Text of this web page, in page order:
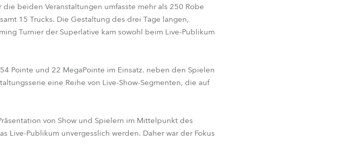
Lateinamerika
Business Development
beiden Veranstaltungen umfasste mehr als 250 Robe
15 Trucks. Die Gestaltung des drei Tage langen,
Turnier der Superlative kam sowohl beim Live-Publikum
Pointe und 22 MegaPointe im Einsatz. neben den Spielen
eine Reihe von Live-Show-Segmenten, die auf
von Show und Spielern im Mittelpunkt des
Live-Publikum unvergesslich werden. Daher war der Fokus